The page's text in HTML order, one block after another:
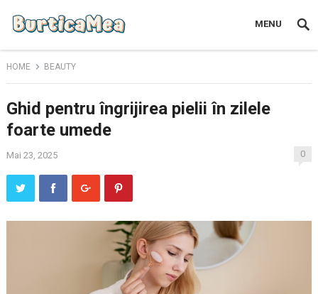
MENU
HOME BEAUTY
Ghid pentru îngrijirea pielii în zilele
foarte umede
Mai 23, 2025 0